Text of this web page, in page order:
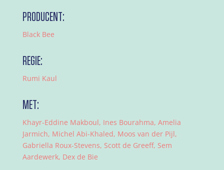
PRODUCENT:
Black Bee
REGIE:
Rumi Kaul
MET:
Khayr-Eddine Makboul, Ines Bourahma, Amelia
Jarmich, Michel Abi-Khaled, Moos van der Pijl,
Gabriella Roux-Stevens, Scott de Greeff, Sem
Aardewerk, Dex de Bie